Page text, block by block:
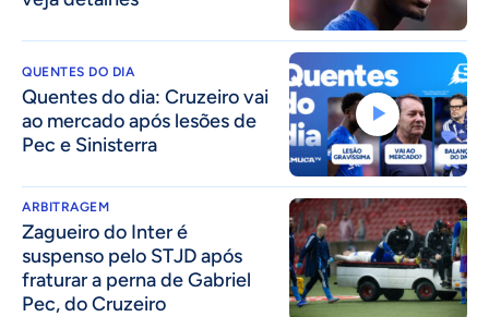
QUENTES DO DIA
Quentes do dia: Cruzeiro vai
ao mercado após lesões de
Pec e Sinisterra
ARBITRAGEM
Zagueiro do Inter é
suspenso pelo STJD após
fraturar a perna de Gabriel
Pec, do Cruzeiro